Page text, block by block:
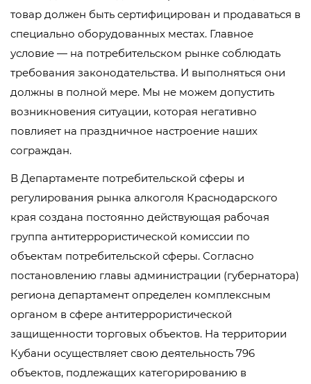
товар должен быть сертифицирован и продаваться в
специально оборудованных местах. Главное
условие — на потребительском рынке соблюдать
требования законодательства. И выполняться они
должны в полной мере. Мы не можем допустить
возникновения ситуации, которая негативно
повлияет на праздничное настроение наших
сограждан.
В Департаменте потребительской сферы и
регулирования рынка алкоголя Краснодарского
края создана постоянно действующая рабочая
группа антитеррористической комиссии по
объектам потребительской сферы. Согласно
постановлению главы администрации (губернатора)
региона департамент определен комплексным
органом в сфере антитеррористической
защищенности торговых объектов. На территории
Кубани осуществляет свою деятельность 796
объектов, подлежащих категорированию в